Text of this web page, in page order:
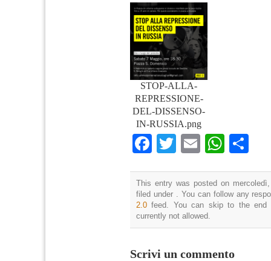
STOP-ALLA-
REPRESSIONE-
DEL-DISSENSO-
IN-RUSSIA.png
Facebook
TwitterEmail
This entry was posted on
filed under . You can follow any
2.0 feed. You can skip to the end
currently not allowed.
Scrivi un commento